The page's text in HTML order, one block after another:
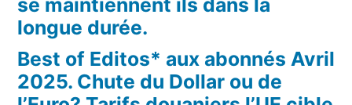
se maintiennent ils dans la
longue durée.
Best of Editos* aux abonnés Avril
2025. Chute du Dollar ou de